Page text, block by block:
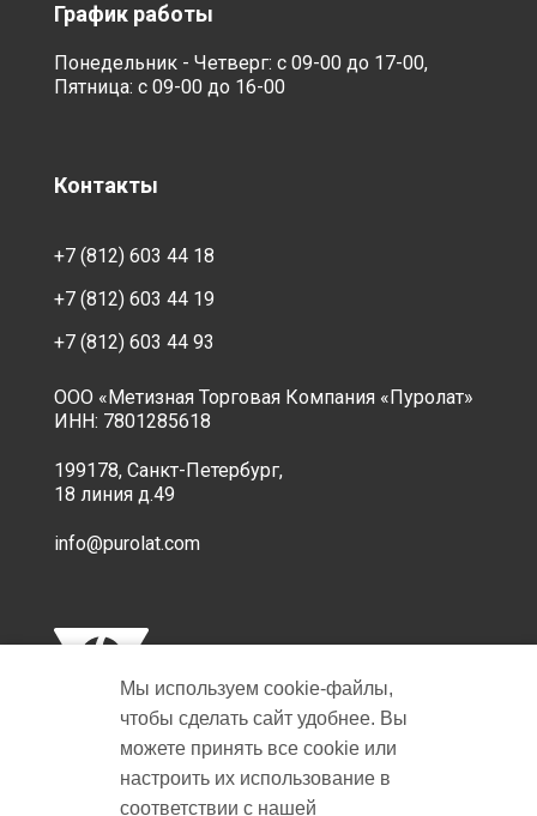
График работы
Понедельник - Четверг: с 09-00 до 17-00,
Пятница: с 09-00 до 16-00
Контакты
+7 (812) 603 44 18
+7 (812) 603 44 19
+7 (812) 603 44 93
ООО «Метизная Торговая Компания «Пуролат»
ИНН: 7801285618
199178, Санкт-Петербург,
18 линия д.49
info@purolat.com
Copyright © 2001-2026 Пуролат.
Мы используем cookie‑файлы,
чтобы сделать сайт удобнее. Вы
можете принять все cookie или
настроить их использование в
соответствии с нашей